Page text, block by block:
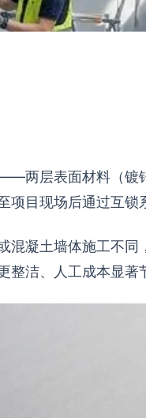
两层表面材料（镀
项目现场后通过互
混凝土墙体施工不
洁、人工成本显著